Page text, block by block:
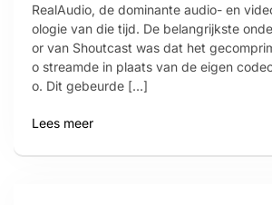
RealAudio, de dominante audio- en
ologie van die tijd. De belangrijkste
or van Shoutcast was dat het
o streamde in plaats van de eigen
o. Dit gebeurde […]
Lees meer